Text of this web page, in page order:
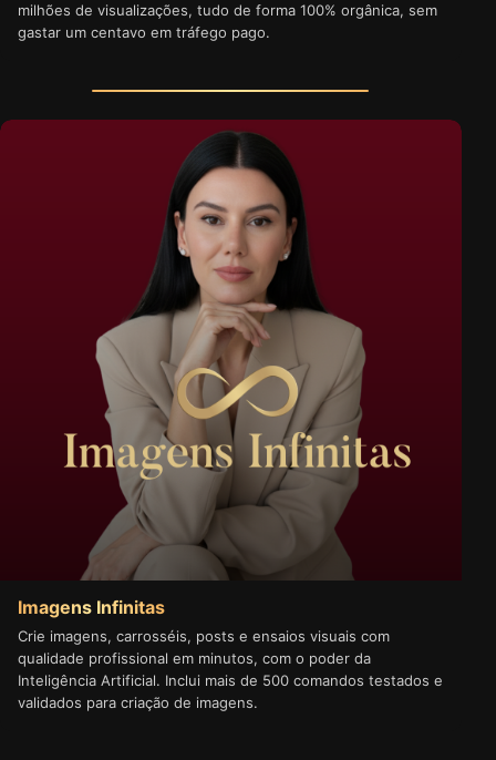
milhões de visualizações, tudo de forma 100% orgânica, sem
gastar um centavo em tráfego pago.
Imagens Infinitas
Crie imagens, carrosséis, posts e ensaios visuais com
qualidade profissional em minutos, com o poder da
Inteligência Artificial. Inclui mais de 500 comandos testados e
validados para criação de imagens.